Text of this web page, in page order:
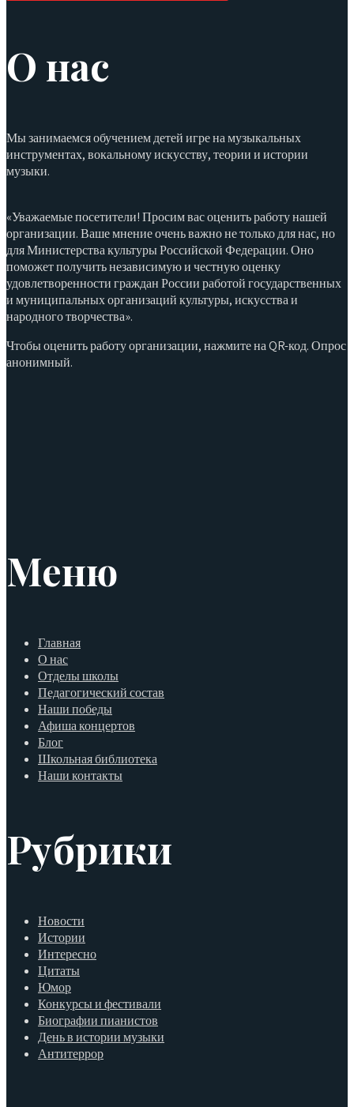
О нас
Мы занимаемся обучением детей игре на музыкальных
инструментах, вокальному искусству, теории и истории
музыки.
«Уважаемые посетители! Просим вас оценить работу нашей
организации. Ваше мнение очень важно не только для нас, но
для Министерства культуры Российской Федерации. Оно
поможет получить независимую и честную оценку
удовлетворенности граждан России работой государственных
и муниципальных организаций культуры, искусства и
народного творчества».
Чтобы оценить работу организации, нажмите на QR-код. Опрос
анонимный.
Меню
Главная
О нас
Отделы школы
Педагогический состав
Наши победы
Афиша концертов
Блог
Школьная библиотека
Наши контакты
Рубрики
Новости
Истории
Интересно
Цитаты
Юмор
Конкурсы и фестивали
Биографии пианистов
День в истории музыки
Антитеррор